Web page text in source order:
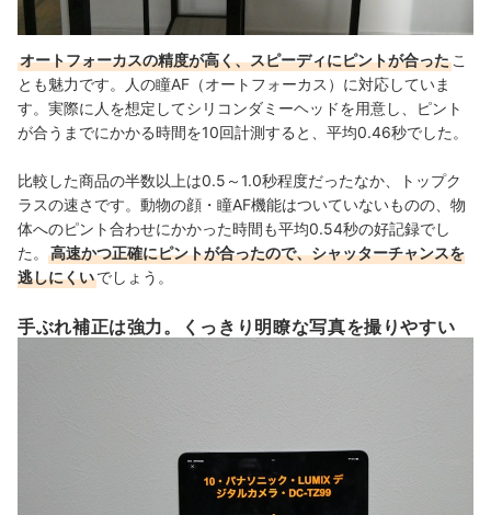
オートフォーカスの精度が高く、スピーディにピントが合ったこ
とも魅力です。人の瞳AF（オートフォーカス）に対応していま
す。実際に人を想定してシリコンダミーヘッドを用意し、ピント
が合うまでにかかる時間を10回計測すると、平均0.46秒でした。
比較した商品の半数以上は0.5～1.0秒程度だったなか、トップク
ラスの速さです。動物の顔・瞳AF機能はついていないものの、物
体へのピント合わせにかかった時間も平均0.54秒の好記録でし
た。
高速かつ正確にピントが合ったので、シャッターチャンスを
逃しにくいでしょう。
手ぶれ補正は強力。くっきり明瞭な写真を撮りやすい